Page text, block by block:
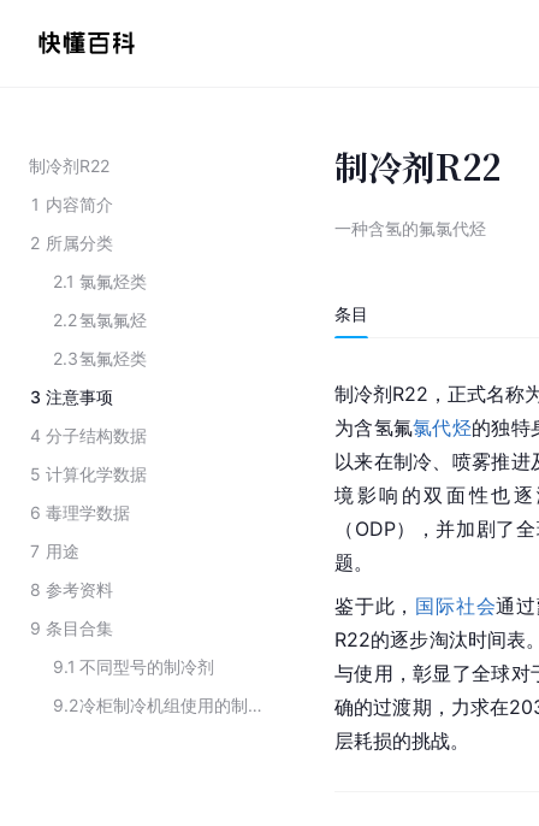
制冷剂R22
1 内容简介
2 所属分类
2.1 氯氟烃类
2.2氢氯氟烃
2.3氢氟烃类
3 注意事项
4 分子结构数据
5 计算化学数据
6 毒理学数据
7 用途
8 参考资料
9 条目合集
9.1 不同型号的制冷剂
9.2
冷柜制冷机组使用的制冷剂
制冷剂R22
一种含氢的氟氯代烃
条目
制冷剂R22，正式名称
为含氢氟氯代烃的独特
以来在制冷、喷雾推
境影响的双面性也
（ODP），并加剧了
题。
鉴于此， 国际社会通
R22的逐步淘汰时间表
与使用，彰显了全球对
确的过渡期，力求在
层耗损的挑战。